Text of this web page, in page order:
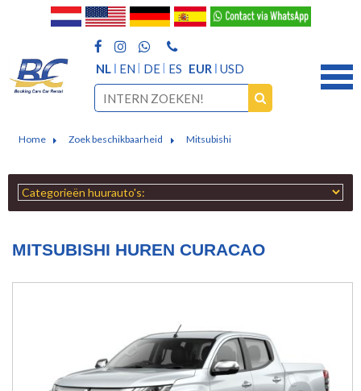
NL EN DE ES EUR USD
Home Zoek beschikbaarheid Mitsubishi
MITSUBISHI HUREN CURACAO